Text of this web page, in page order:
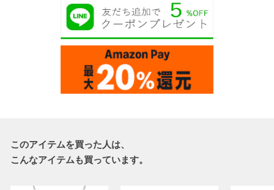
このアイテムを買った人は、
こんなアイテムも買っています。